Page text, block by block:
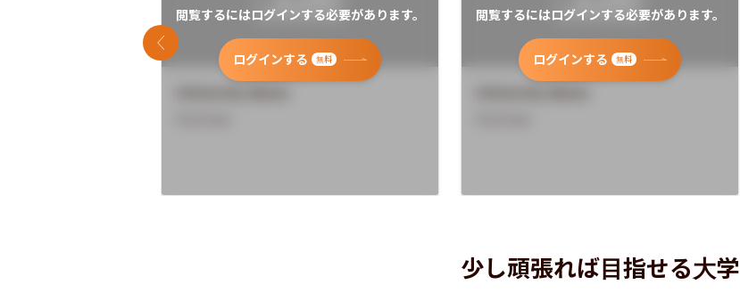
閲覧するにはログインする必要があります。
ログインする 無料
閲覧するにはログインする必要があります。
ログインする 無料
前のスライド
少し頑張れば目指せる大学